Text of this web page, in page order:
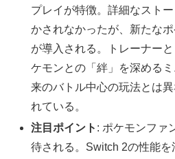
プレイが特徴。詳細なスト
かされなかったが、新たな
が導入される。トレーナー
ケモンとの「絆」を深める
来のバトル中心の玩法とは
れている。
注目ポイント : ポケモンファ
待される。Switch 2の性能